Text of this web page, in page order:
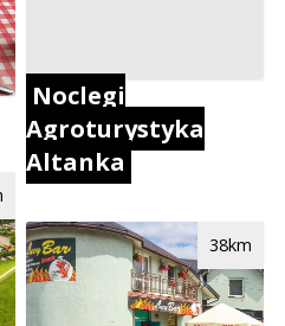
Noclegi
Agroturystyka
Altanka
38km